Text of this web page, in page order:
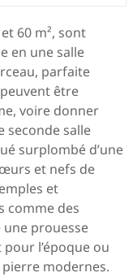
60 m², sont
en une salle
parfaite
être
voire donner
seconde salle
surplombé d’une
et nefs de
et
comme des
prouesse
l’époque ou
modernes.